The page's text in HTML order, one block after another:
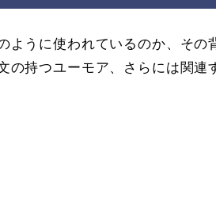
ように使われているのか、その
の持つユーモア、さらには関連